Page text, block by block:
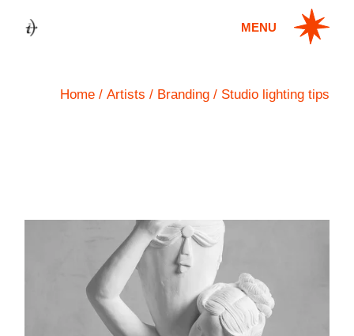
MENU
Home Artists Branding Studio lighting tips